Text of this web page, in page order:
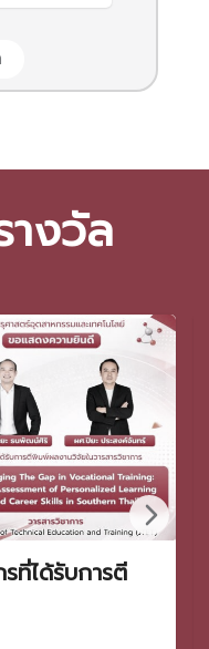
งวัล
ที่ได้รับการตี